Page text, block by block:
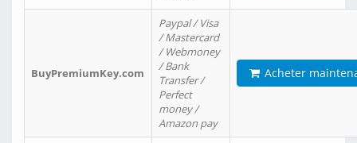
BuyPremiumKey.com
Paypal / Visa
/ Mastercard
/ Webmoney
/ Bank
Transfer /
Perfect
money /
Amazon pay
Acheter